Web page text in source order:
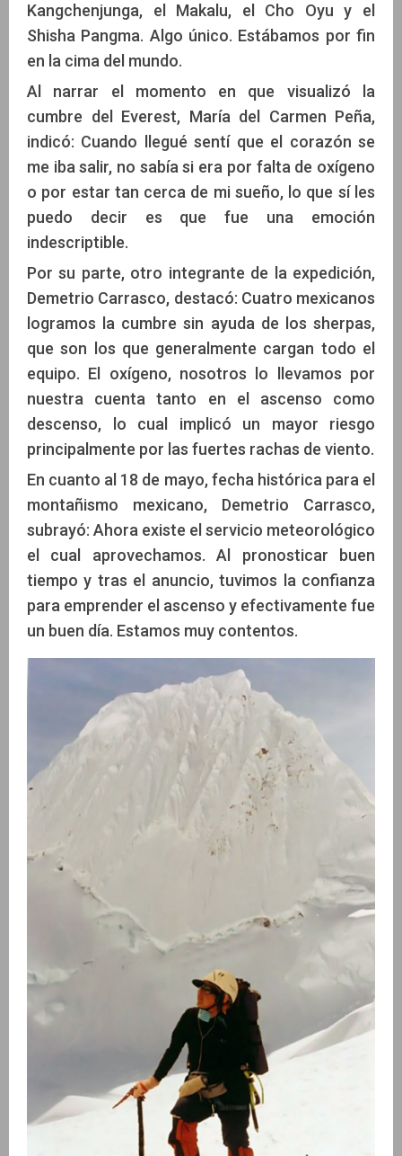
Kangchenjunga, el Makalu, el Cho Oyu y el
Shisha Pangma. Algo único. Estábamos por fin
en la cima del mundo.
Al narrar el momento en que visualizó la
cumbre del Everest, María del Carmen Peña,
indicó: Cuando llegué sentí que el corazón se
me iba salir, no sabía si era por falta de oxígeno
o por estar tan cerca de mi sueño, lo que sí les
puedo decir es que fue una emoción
indescriptible.
Por su parte, otro integrante de la expedición,
Demetrio Carrasco, destacó: Cuatro mexicanos
logramos la cumbre sin ayuda de los sherpas,
que son los que generalmente cargan todo el
equipo. El oxígeno, nosotros lo llevamos por
nuestra cuenta tanto en el ascenso como
descenso, lo cual implicó un mayor riesgo
principalmente por las fuertes rachas de viento.
En cuanto al 18 de mayo, fecha histórica para el
montañismo mexicano, Demetrio Carrasco,
subrayó: Ahora existe el servicio meteorológico
el cual aprovechamos. Al pronosticar buen
tiempo y tras el anuncio, tuvimos la confianza
para emprender el ascenso y efectivamente fue
un buen día. Estamos muy contentos.